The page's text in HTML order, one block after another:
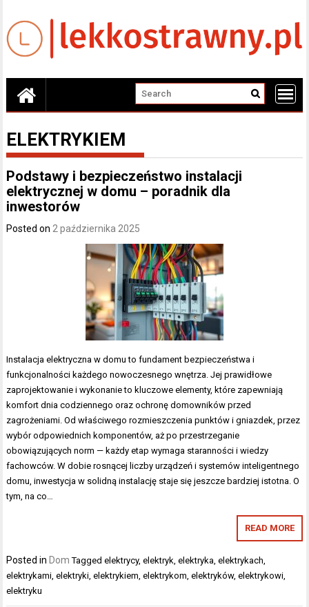
content
ELEKTRYKIEM
Podstawy i bezpieczeństwo instalacji
elektrycznej w domu – poradnik dla
inwestorów
Posted on 2 października 2025
Instalacja elektryczna w domu to fundament bezpieczeństwa i
funkcjonalności każdego nowoczesnego wnętrza. Jej prawidłowe
zaprojektowanie i wykonanie to kluczowe elementy, które zapewniają
komfort dnia codziennego oraz ochronę domowników przed
zagrożeniami. Od właściwego rozmieszczenia punktów i gniazdek, przez
wybór odpowiednich komponentów, aż po przestrzeganie
obowiązujących norm — każdy etap wymaga staranności i wiedzy
fachowców. W dobie rosnącej liczby urządzeń i systemów inteligentnego
domu, inwestycja w solidną instalację staje się jeszcze bardziej istotna. O
tym, na co…
READ MORE
Posted inDom Taggedelektrycy,elektryk ,elektryka ,elektrykach
elektrykami ,elektryki ,elektrykiem ,elektrykom ,elektryków,elektrykowi
elektryku